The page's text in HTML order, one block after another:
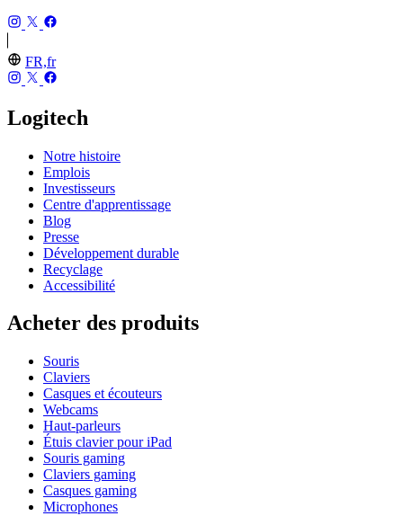
FR,fr
Logitech
Notre histoire
Emplois
Investisseurs
Centre d'apprentissage
Blog
Presse
Développement durable
Recyclage
Accessibilité
Acheter des produits
Souris
Claviers
Casques et écouteurs
Webcams
Haut-parleurs
Étuis clavier pour iPad
Souris gaming
Claviers gaming
Casques gaming
Microphones